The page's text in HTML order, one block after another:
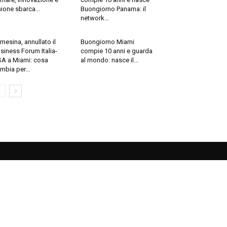
sbarca...
Buongiorno Panama: il
network...
annullato il
Forum Italia-
a Miami: cosa
per...
Buongiorno Miami
compie 10 anni e guarda
al mondo: nasce il...